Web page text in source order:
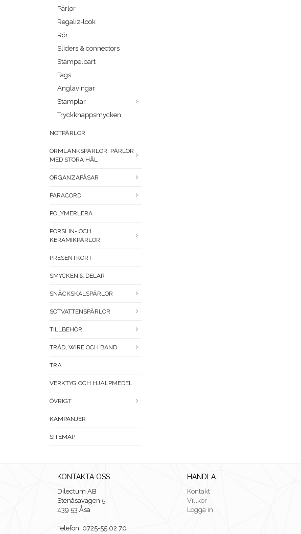
Pärlor
Regaliz-look
Rör
Sliders & connectors
Stämpelbart
Tags
Änglavingar
Stämplar
Tryckknappsmycken
NÖTPÄRLOR
ORMLÄNKSPÄRLOR, PÄRLOR
MED STORA HÅL
ORGANZAPÅSAR
PARACORD
POLYMERLERA
PORSLIN- OCH
KERAMIKPÄRLOR
PRESENTKORT
SMYCKEN & DELAR
SNÄCKSKALSPÄRLOR
SÖTVATTENSPÄRLOR
TILLBEHÖR
TRÅD, WIRE OCH BAND
TRÄ
VERKTYG OCH HJÄLPMEDEL
ÖVRIGT
KAMPANJER
SITEMAP
KONTAKTA OSS
Dilectum AB
Stenåsavägen 5
439 53 Åsa
Telefon: 0725-55 02 70
HANDLA
Kontakt
Villkor
Logga in